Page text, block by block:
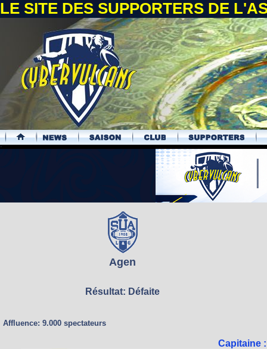
LE SITE DES SUPPORTERS DE
.
Agen
Résultat: Défaite
Affluence: 9.000 spectateurs
Capitaine